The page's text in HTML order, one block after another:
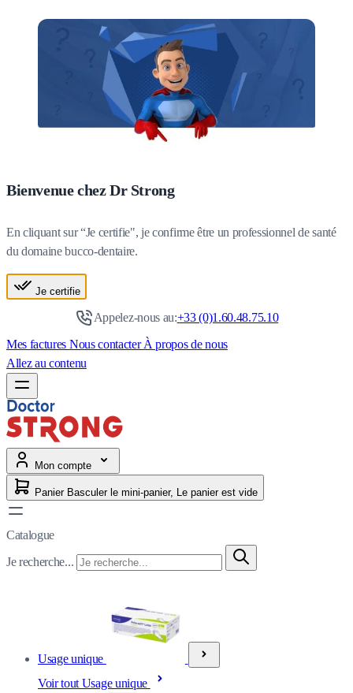
Bienvenue chez Dr Strong
En cliquant sur “Je certifie", je confirme être un professionnel de santé
du domaine bucco-dentaire.
Je certifie
Appelez-nous au:+33 (0)1.60.48.75.10
Mes factures Nous contacterÀ propos de nous
Allez au contenu
Mon compte
Panier Basculer le mini-panier, Le panier est vide
Catalogue
Je recherche...
Usage unique
Voir tout Usage unique